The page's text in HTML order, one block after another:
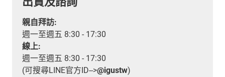
親自拜訪:
週一至週五 8:30 - 17:30
線上:
週一至週五 8:30 - 17:30
(可搜尋LINE官方ID-->@igustw)